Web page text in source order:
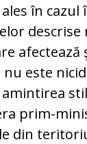
în cazul
afectează
este
prim-
din